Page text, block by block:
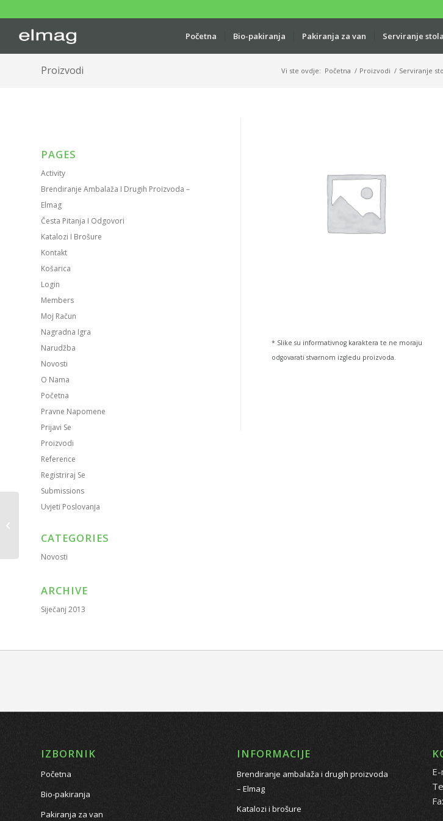
Početna Bio-pakiranja Pakiranja za van Serviranje stola
Proizvodi Vi ste ovdje: Početna / Proizvodi / Serviranje
PAGES
Activity
Brendiranje Ambalaža I Drugih Proizvoda –
Elmag
Česta Pitanja I Odgovori
Katalozi I Brošure
Kontakt
Košarica
Login
Members
Moj Račun
Nagradna Igra
Narudžba
Novosti
O Nama
Početna
Pravne Napomene
Prijavi Se
Proizvodi
Reference
Registriraj Se
Submissions
Uvjeti Poslovanja
CATEGORIES
Novosti
ARCHIVE
Siječanj 2013
* Slike su informativnog karaktera te ne moraju
odgovarati stvarnom izgledu proizvoda.
IZBORNIK
Početna
Bio-pakiranja
Pakiranja za van
INFORMACIJE
Brendiranje ambalaža i drugih proizvoda
– Elmag
Katalozi i brošure
Papirnati podlošci za
Ø 90mm | Upijajući